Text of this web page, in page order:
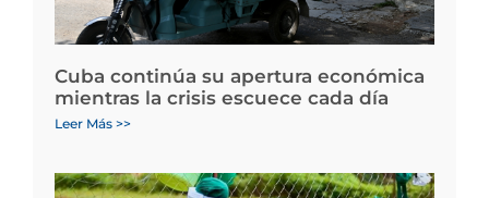
Cuba continúa su apertura económica
mientras la crisis escuece cada día
Leer Más >>